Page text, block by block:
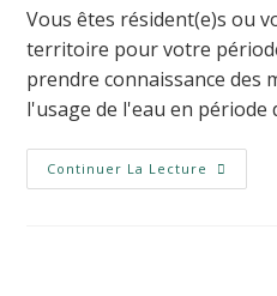
Vous êtes résident(e)s ou
territoire pour votre
prendre connaissance des
l'usage de l'eau en période
Continuer La Lecture